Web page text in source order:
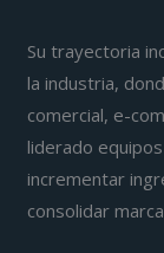
Su trayectoria
la industria,
comercial, e-
liderado
incrementar
consolidar